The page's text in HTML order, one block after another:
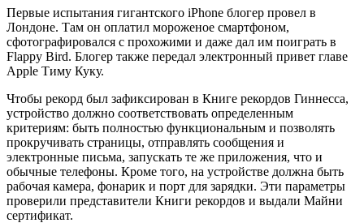
Первые испытания гигантского iPhone блогер провел в
Лондоне. Там он оплатил мороженое смартфоном,
сфотографировался с прохожими и даже дал им поиграть в
Flappy Bird. Блогер также передал электронный привет главе
Apple Тиму Куку.
Чтобы рекорд был зафиксирован в Книге рекордов Гиннесса,
устройство должно соответствовать определенным
критериям: быть полностью функциональным и позволять
прокручивать страницы, отправлять сообщения и
электронные письма, запускать те же приложения, что и
обычные телефоны. Кроме того, на устройстве должна быть
рабочая камера, фонарик и порт для зарядки. Эти параметры
проверили представители Книги рекордов и выдали Майни
сертификат.